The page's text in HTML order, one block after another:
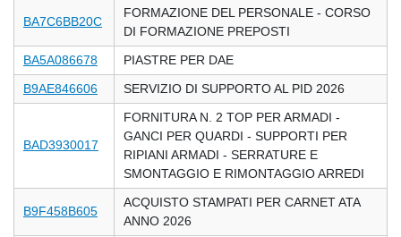
BA7C6BB20C
FORMAZIONE DEL PERSONALE - CORSO
DI FORMAZIONE PREPOSTI
BA5A086678
PIASTRE PER DAE
B9AE846606
SERVIZIO DI SUPPORTO AL PID 2026
BAD3930017
FORNITURA N. 2 TOP PER ARMADI -
GANCI PER QUARDI - SUPPORTI PER
RIPIANI ARMADI - SERRATURE E
SMONTAGGIO E RIMONTAGGIO ARREDI
B9F458B605
ACQUISTO STAMPATI PER CARNET ATA
ANNO 2026